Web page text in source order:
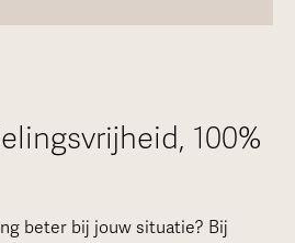
100%
beter bij jouw situatie? Bij